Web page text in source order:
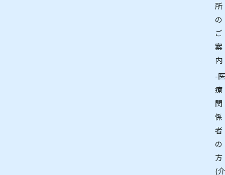
所
の
ご
案
内
-医
療
関
係
者
の
方
(介